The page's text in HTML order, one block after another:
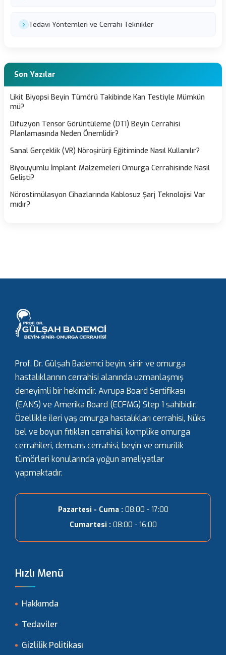
Tedavi Yöntemleri ve Cerrahi Teknikler
Son Yazılar
Likit Biyopsi Beyin Tümörü Takibinde Kan Testiyle Mümkün
mü?
Difuzyon Tensor Görüntüleme (DTI) Beyin Cerrahisi
Planlamasında Neden Önemlidir?
Sanal Gerçeklik (VR) Nöroşirürji Eğitiminde Nasıl Kullanılır?
Biyouyumlu İmplant Malzemeleri Omurga Cerrahisinde Nasıl
Gelişti?
Nörostimülasyon Cihazlarında Kablosuz Şarj Teknolojisi Var
mıdır?
Prof. Dr. Gülşah Bademci beyin, sinir ve omurga
hastalıklarının cerrahisi alanında uzmanlaşmış
deneyimli bir hekimdir. Avrupa Board Sertifikası
(EANS) ve Amerika Board (ECFMG) Step 1 sahibidir.
Özellikle ileri yaş omurga hastalıkları cerrahisi, Nüks
bel ve boyun fıtıkları cerrahisi, komplike omurga
cerrahileri, demans cerrahisi, beyin ve omurilik
tümörleri konularında yoğun ameliyatlar
yapmaktadır.
Pazartesi - Cuma : 08:00 - 17:00
Cumartesi : 08:00 - 16:00
Hızlı Menü
Hakkımda
Tedaviler
Gizlilik Politikası